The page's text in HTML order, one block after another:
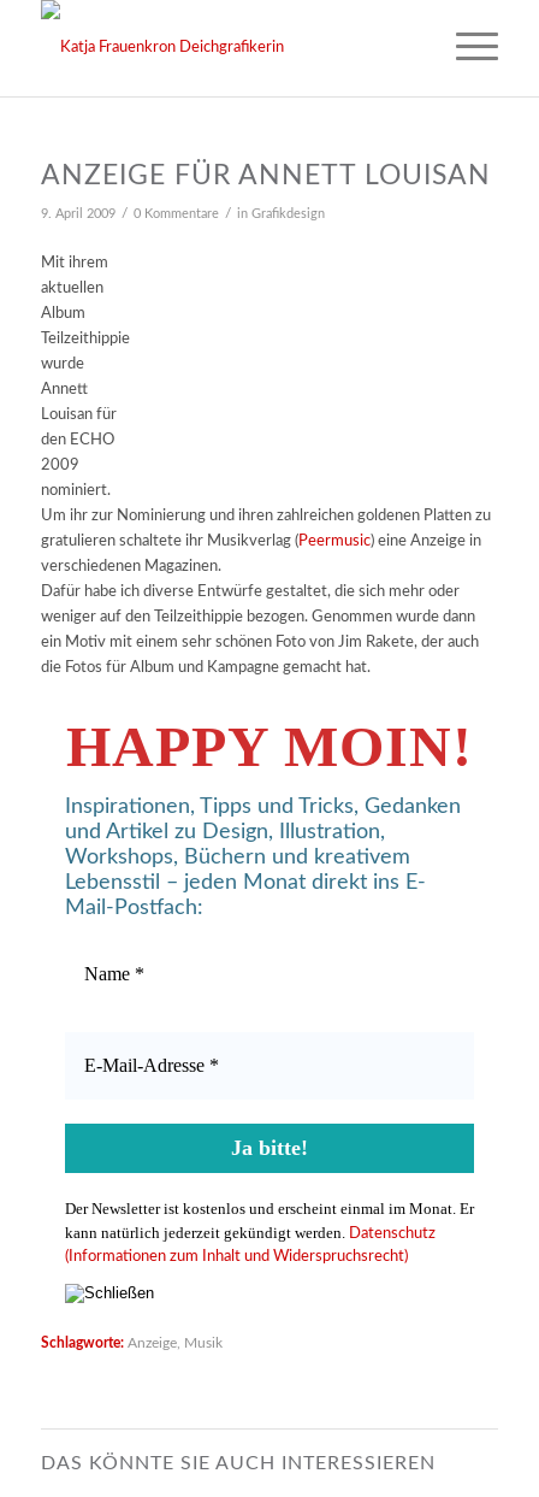
ANZEIGE FÜR ANNETT LOUISAN
9. April 2009 / 0 Kommentare / in Grafikdesign
Mit ihrem
aktuellen
Album
Teilzeithippie
wurde
Annett
Louisan für
den ECHO
2009
nominiert.
Um ihr zur Nominierung und ihren zahlreichen goldenen Platten zu
gratulieren schaltete ihr Musikverlag (Peermusic) eine Anzeige in
verschiedenen Magazinen.
Dafür habe ich diverse Entwürfe gestaltet, die sich mehr oder
weniger auf den Teilzeithippie bezogen. Genommen wurde dann
ein Motiv mit einem sehr schönen Foto von Jim Rakete, der auch
die Fotos für Album und Kampagne gemacht hat.
HAPPY MOIN!
Inspirationen, Tipps und Tricks, Gedanken
und Artikel zu Design, Illustration,
Workshops, Büchern und kreativem
Lebensstil – jeden Monat direkt ins E-
Mail-Postfach:
Der Newsletter ist kostenlos und erscheint einmal im Monat. Er
kann natürlich jederzeit gekündigt werden.
Datenschutz
(Informationen zum Inhalt und Widerspruchsrecht)
Schlagworte: Anzeige, Musik
DAS KÖNNTE SIE AUCH INTERESSIEREN